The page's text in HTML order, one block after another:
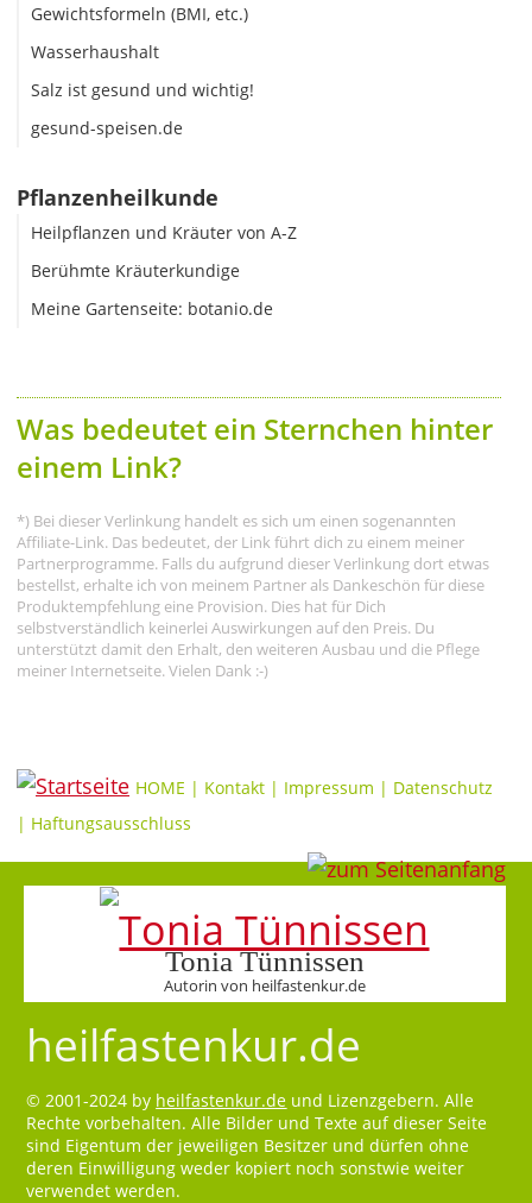
Gewichtsformeln (BMI, etc.)
Wasserhaushalt
Salz ist gesund und wichtig!
gesund-speisen.de
Pflanzenheilkunde
Heilpflanzen und Kräuter von A-Z
Berühmte Kräuterkundige
Meine Gartenseite: botanio.de
Was bedeutet ein Sternchen hinter
einem Link?
*) Bei dieser Verlinkung handelt es sich um einen sogenannten
Affiliate-Link. Das bedeutet, der Link führt dich zu einem meiner
Partnerprogramme. Falls du aufgrund dieser Verlinkung dort etwas
bestellst, erhalte ich von meinem Partner als Dankeschön für diese
Produktempfehlung eine Provision. Dies hat für Dich
selbstverständlich keinerlei Auswirkungen auf den Preis. Du
unterstützt damit den Erhalt, den weiteren Ausbau und die Pflege
meiner Internetseite. Vielen Dank :-)
HOME | Kontakt | Impressum | Datenschutz
| Haftungsausschluss
Tonia Tünnissen
Autorin von heilfastenkur.de
heilfastenkur.de
© 2001-2024 by heilfastenkur.de und Lizenzgebern. Alle
Rechte vorbehalten. Alle Bilder und Texte auf dieser Seite
sind Eigentum der jeweiligen Besitzer und dürfen ohne
deren Einwilligung weder kopiert noch sonstwie weiter
verwendet werden.